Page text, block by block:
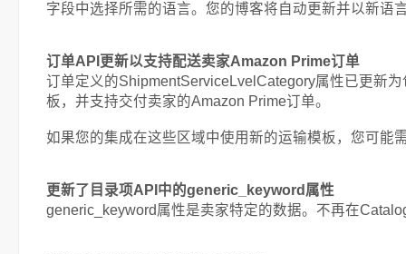
字段中选择所需的语言。您的博客将自动更新并以新语
订单API更新以支持配送卖家Amazon Prime订单
订单定义的ShipmentServiceLvelCategory属性已更新
板，并支持交付卖家的Amazon Prime订单。
如果您的集成在这些区域中使用新的运输模板，您可能
更新了目录项API中的generic_keyword属性
generic_keyword属性是卖家特定的数据。不再在